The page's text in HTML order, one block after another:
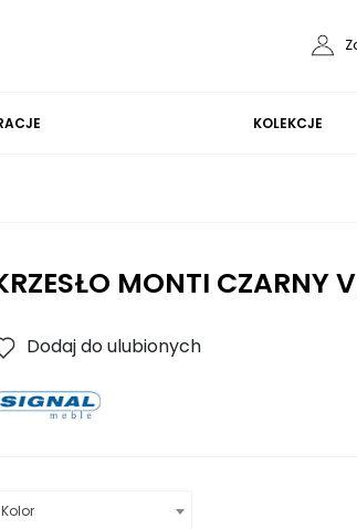
KOLEKCJE
MONTI CZARNY
Dodaj do ulubionych
Kolor